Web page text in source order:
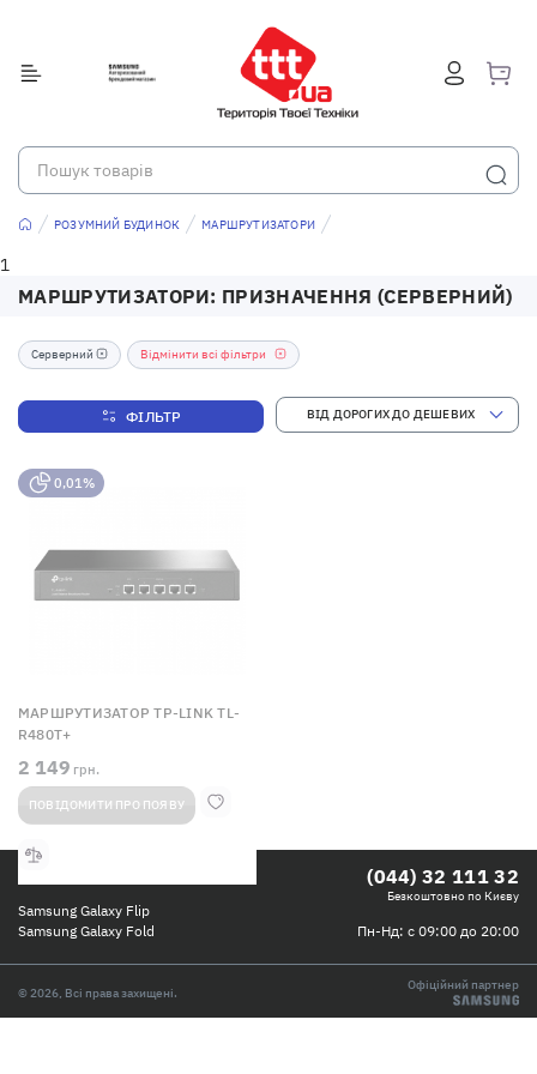
РОЗУМНИЙ БУДИНОК МАРШРУТИЗАТОРИ
1
МАРШРУТИЗАТОРИ: ПРИЗНАЧЕННЯ (СЕРВЕРНИЙ)
0,01%
МАРШРУТИЗАТОР TP-LINK TL-
R480T+
2 149 грн.
ПОВІДОМИТИ ПРО ПОЯВУ
Серверний Відмінити всі фільтри
ФІЛЬТР
Samsung Galaxy Flip
Samsung Galaxy Fold
(044) 32 111 32
Безкоштовно по Києву
Пн-Нд: с 09:00 до 20:00
© 2026, Всі права захищені.
Офіційний партнер